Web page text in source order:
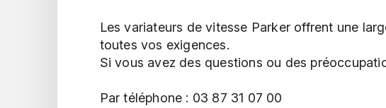
Les variateurs de vitesse Parker offrent une
toutes vos exigences.
Si vous avez des questions ou des
Par téléphone : 03 87 31 07 00